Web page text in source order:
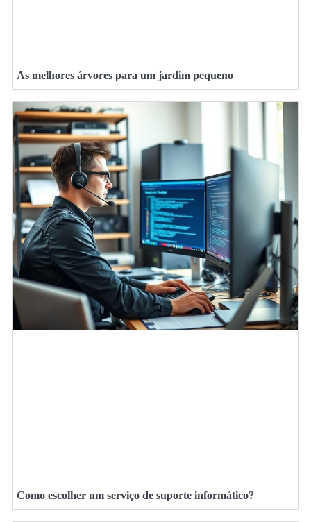
As melhores árvores para um jardim pequeno
Como escolher um serviço de suporte informático?